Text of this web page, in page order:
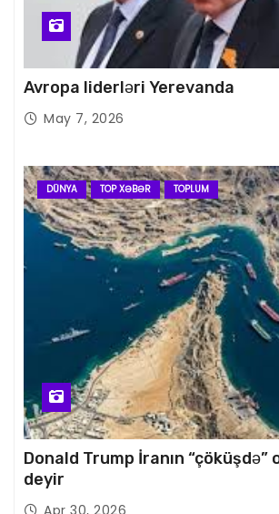
Avropa liderləri Yerevanda
May 7, 2026
DÜNYA TOP XƏBƏR TOPLUM
Donald Trump İranın “çöküşdə”
deyir
Apr 30, 2026